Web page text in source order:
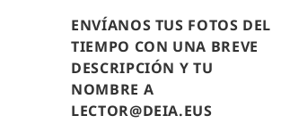
ENVÍANOS TUS FOTOS DEL
TIEMPO CON UNA BREVE
DESCRIPCIÓN Y TU
NOMBRE A
LECTOR@DEIA.EUS